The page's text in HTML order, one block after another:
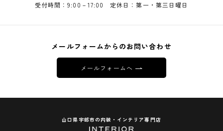
受付時間：9:00－17:00 定休日：第一・第三日曜日
メールフォームからのお問い合わせ
メールフォームへ
山口県宇部市の内装・インテリア専門店